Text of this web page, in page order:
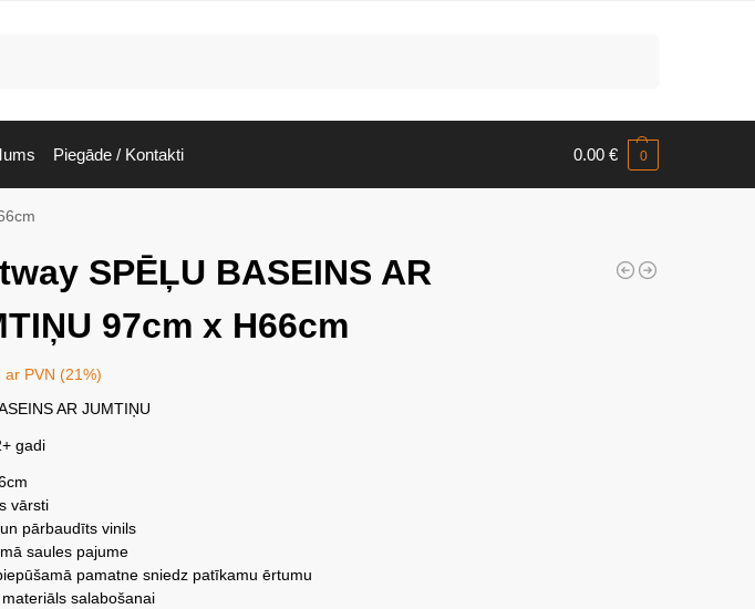
Piegāde / Kontakti 0.00 € 0
SPĒĻU BASEINS AR
97cm x H66cm
ar PVN (21%)
AR JUMTIŅU
gadi
vārsti
pārbaudīts vinils
saules pajume
pamatne sniedz patīkamu ērtumu
materiāls salabošanai